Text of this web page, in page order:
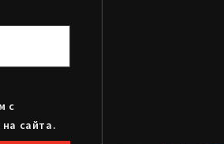
с
сайта.